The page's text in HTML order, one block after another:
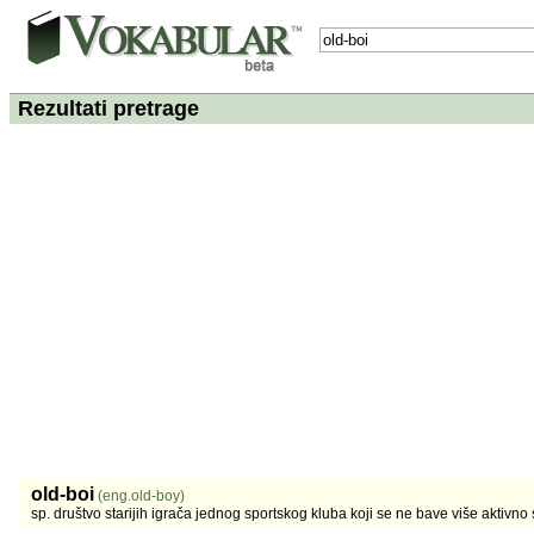
Rezultati pretrage
old-boi (eng.old-boy)
sp. društvo starijih igrača jednog sportskog kluba koji se ne bave više aktivno